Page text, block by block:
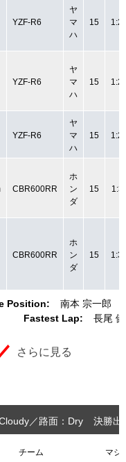
Position: 南本 宗一郎
Fastest Lap:
長尾
YZF-R6
ヤ
マ
ハ
15
YZF-R6
ヤ
マ
ハ
15
YZF-R6
ヤ
マ
ハ
15
CBR600RR
ホ
ン
ダ
15
CBR600RR
ホ
ン
ダ
15
さらに見る
路面：Dry 決勝出
チーム マシ